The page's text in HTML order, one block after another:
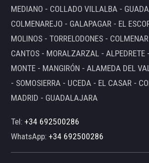
MEDIANO - COLLADO VILLALBA -
COLMENAREJO - GALAPAGAR - EL
MOLINOS - TORRELODONES -
CANTOS - MORALZARZAL - ALPEDRETE
MONTE - MANGIRÓN - ALAMEDA DEL
- SOMOSIERRA - UCEDA - EL CASAR -
MADRID - GUADALAJARA
Tel:+34 692500286
WhatsApp:+34 692500286